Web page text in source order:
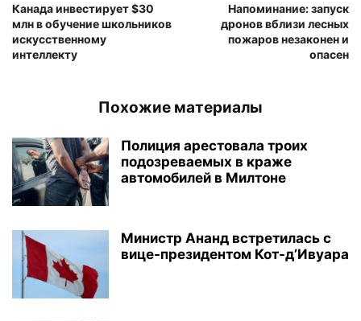
Канада инвестирует $30
млн в обучение школьников
искусственному
интеллекту
Напоминание: запуск
дронов вблизи лесных
пожаров незаконен и
опасен
Похожие материалы
Полиция арестовала троих
подозреваемых в краже
автомобилей в Милтоне
Министр Ананд встретилась с
вице-президентом Кот-д’Ивуара